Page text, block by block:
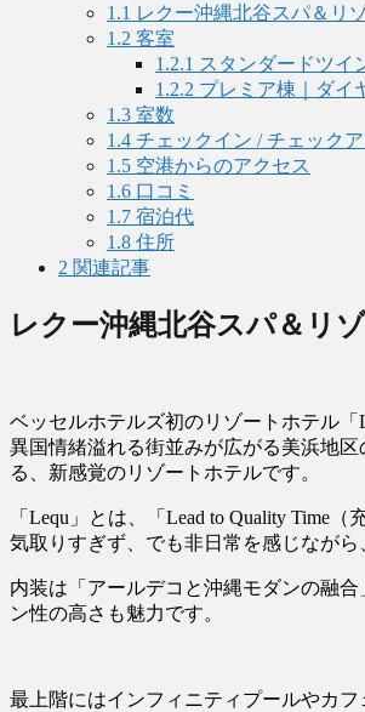
1.1 レクー沖縄北谷スパ＆リ
1.2 客室
1.2.1 スタンダードツイ
1.2.2 プレミア棟｜ダイ
1.3 室数
1.4 チェックイン / チェックア
1.5 空港からのアクセス
1.6 口コミ
1.7 宿泊代
1.8 住所
2 関連記事
レクー沖縄北谷スパ＆リ
ベッセルホテルズ初のリゾートホテル
異国情緒溢れる街並みが広がる美浜地
る、新感覚のリゾートホテルです。
「Lequ」とは、「Lead to Quality Time
気取りすぎず、でも非日常を感じなが
内装は「アールデコと沖縄モダンの融
ン性の高さも魅力です。
最上階にはインフィニティプールやカ